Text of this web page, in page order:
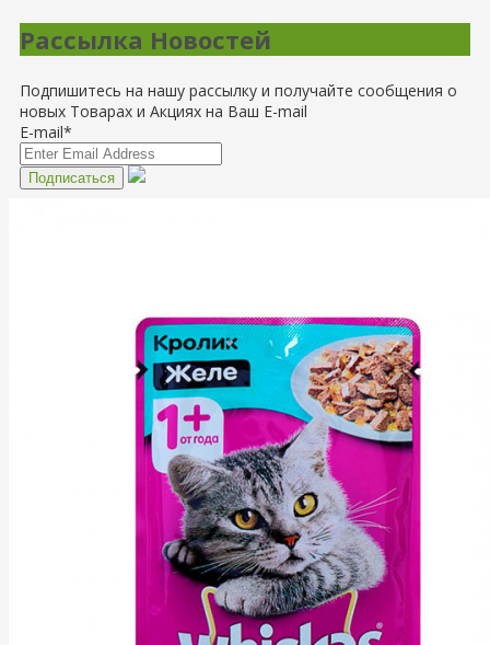
Рассылка Новостей
Подпишитесь на нашу рассылку и получайте сообщения о
новых Товарах и Акциях на Ваш E-mail
E-mail*